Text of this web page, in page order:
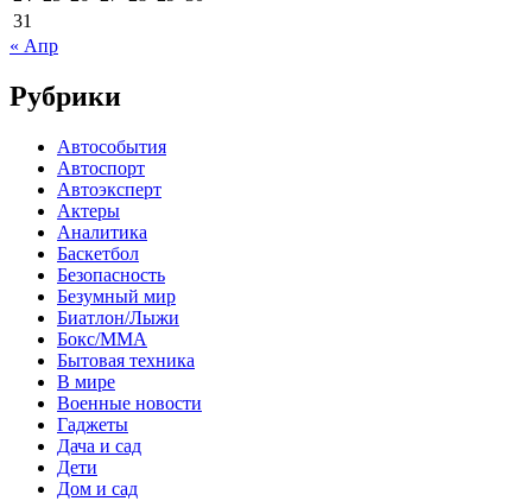
31
« Апр
Рубрики
Автособытия
Автоспорт
Автоэксперт
Актеры
Аналитика
Баскетбол
Безопасность
Безумный мир
Биатлон/Лыжи
Бокс/MMA
Бытовая техника
В мире
Военные новости
Гаджеты
Дача и сад
Дети
Дом и сад